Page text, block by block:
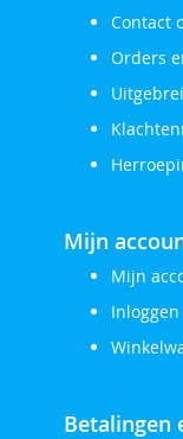
Contact
Orders
Mijn
Mijn
Inloggen
Betalingen